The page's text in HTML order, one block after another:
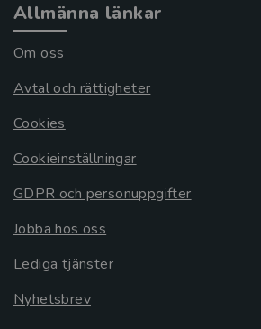
Allmänna länkar
Om oss
Avtal och rättigheter
Cookies
Cookieinställningar
GDPR och personuppgifter
Jobba hos oss
Lediga tjänster
Nyhetsbrev